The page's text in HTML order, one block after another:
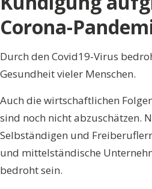
Corona-
Durch den Covid19-Virus
Gesundheit vieler Menschen.
Auch die wirtschaftlichen
sind noch nicht abzuschätzen.
Selbständigen und
und mittelständische
bedroht sein.